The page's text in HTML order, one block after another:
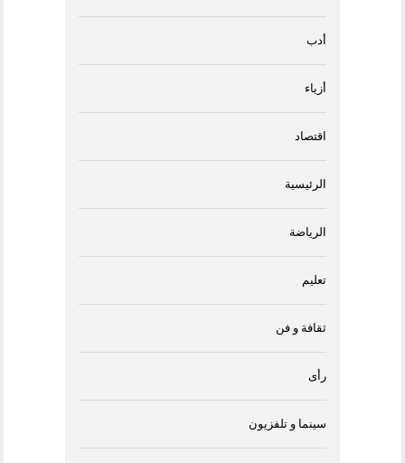
أدب
أزياء
اقتصاد
الرئيسية
الرياضة
تعليم
ثقافة و فن
رأى
سينما و تلفزيون